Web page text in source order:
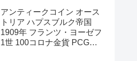
アンティークコイン オース
トリア ハプスブルク帝国
1909年 フランツ・ヨーゼフ
1世 100コロナ金貨 PCGS-